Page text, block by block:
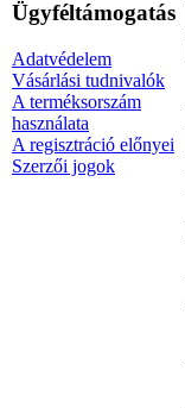
Ügyféltámogatás
Adatvédelem
Vásárlási tudnivalók
A terméksorszám
használata
A regisztráció előnyei
Szerzői jogok